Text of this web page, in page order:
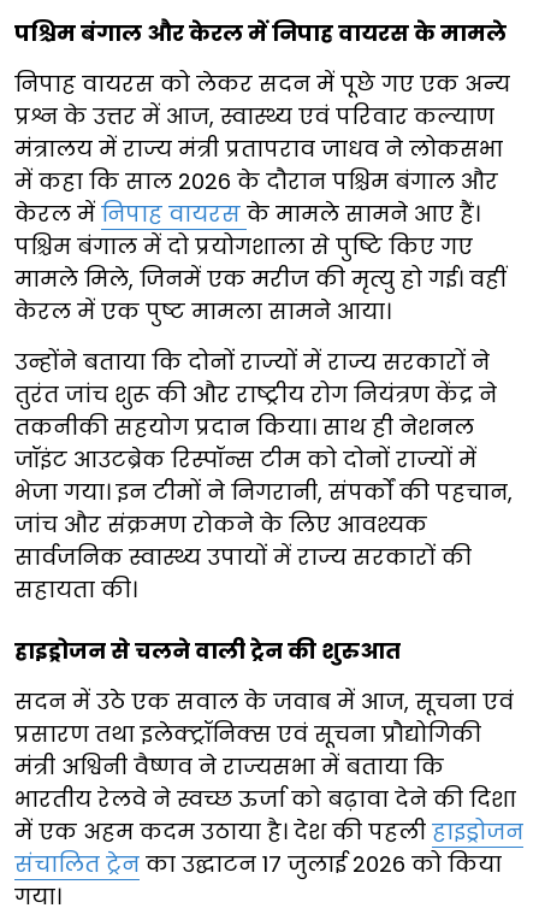
पश्चिम बंगाल और केरल में निपाह वायरस के मामले
निपाह वायरस को लेकर सदन में पूछे गए एक अन्य
प्रश्न के उत्तर में आज, स्वास्थ्य एवं परिवार कल्याण
मंत्रालय में राज्य मंत्री प्रतापराव जाधव ने लोकसभा
में कहा कि साल 2026 के दौरान पश्चिम बंगाल और
केरल में निपाह वायरस के मामले सामने आए हैं।
पश्चिम बंगाल में दो प्रयोगशाला से पुष्टि किए गए
मामले मिले, जिनमें एक मरीज की मृत्यु हो गई। वहीं
केरल में एक पुष्ट मामला सामने आया।
उन्होंने बताया कि दोनों राज्यों में राज्य सरकारों ने
तुरंत जांच शुरू की और राष्ट्रीय रोग नियंत्रण केंद्र ने
तकनीकी सहयोग प्रदान किया। साथ ही नेशनल
जॉइंट आउटब्रेक रिस्पॉन्स टीम को दोनों राज्यों में
भेजा गया। इन टीमों ने निगरानी, संपर्कों की पहचान,
जांच और संक्रमण रोकने के लिए आवश्यक
सार्वजनिक स्वास्थ्य उपायों में राज्य सरकारों की
सहायता की।
हाइड्रोजन से चलने वाली ट्रेन की शुरुआत
सदन में उठे एक सवाल के जवाब में आज, सूचना एवं
प्रसारण तथा इलेक्ट्रॉनिक्स एवं सूचना प्रौद्योगिकी
मंत्री अश्विनी वैष्णव ने राज्यसभा में बताया कि
भारतीय रेलवे ने स्वच्छ ऊर्जा को बढ़ावा देने की दिशा
में एक अहम कदम उठाया है। देश की पहली हाइड्रोजन
संचालित ट्रेन का उद्घाटन 17 जुलाई 2026 को किया
गया।